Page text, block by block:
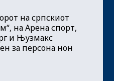
на српскиот
на Арена спорт,
и Њузмакс
за персона нон